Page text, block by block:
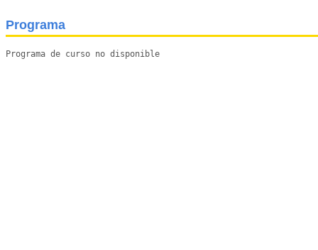
Programa
Programa de curso no disponible